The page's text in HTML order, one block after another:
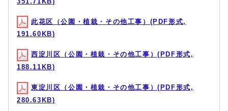
此花区（公園・植栽・その他工事）(PDF形式,
191.60KB)
西淀川区（公園・植栽・その他工事）(PDF形式,
188.11KB)
東淀川区（公園・植栽・その他工事）(PDF形式,
280.63KB)